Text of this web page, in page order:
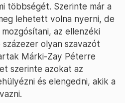
többségét. Szerinte már a
lehetett volna nyerni, de
az ellenzéki
olyan szavazót
Márki-Zay Péterre
szerinte azokat az
és elengedni, akik a